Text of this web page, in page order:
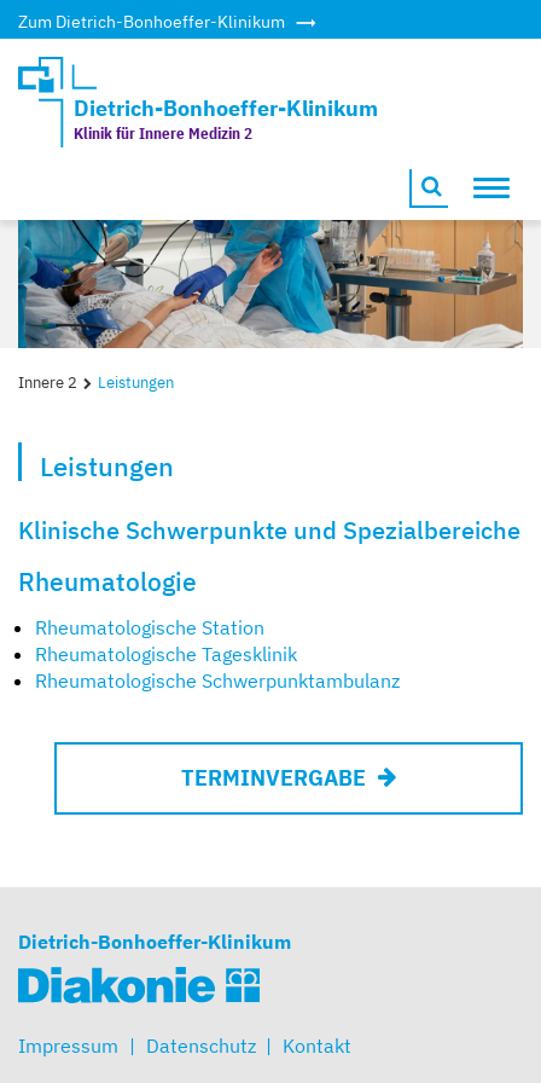
Zum Dietrich-Bonhoeffer-Klinikum
Dietrich-Bonhoeffer-Klinikum
Klinik für Innere Medizin 2
Innere 2 Leistungen
Leistungen
Klinische Schwerpunkte und Spezialbereiche
Rheumatologie
Rheumatologische Station
Rheumatologische Tagesklinik
Rheumatologische Schwerpunktambulanz
TERMINVERGABE
Dietrich-Bonhoeffer-Klinikum
Impressum Datenschutz Kontakt